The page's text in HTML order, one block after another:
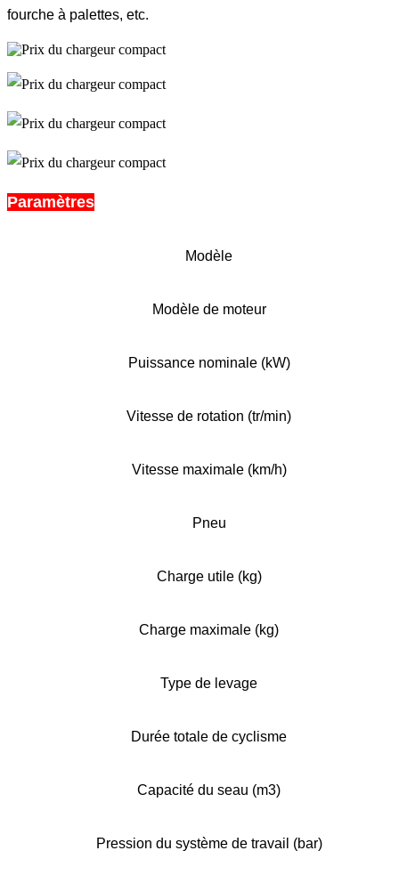
fourche à palettes, etc.
Paramètres
Modèle
Modèle de moteur
Puissance nominale (kW)
Vitesse de rotation (tr/min)
Vitesse maximale (km/h)
Pneu
Charge utile (kg)
Charge maximale (kg)
Type de levage
Durée totale de cyclisme
Capacité du seau (m3)
Pression du système de travail (bar)